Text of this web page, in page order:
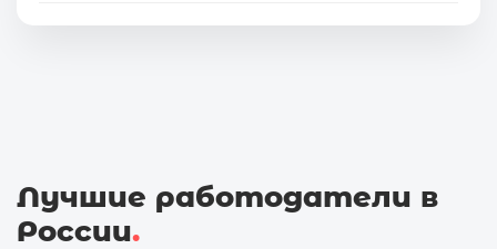
Лучшие работодатели в
России.